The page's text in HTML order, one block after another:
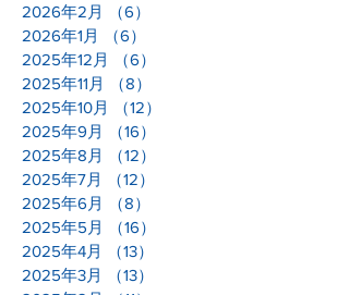
2026年2月
（6）
2026年1月
（6）
2025年12月
（6）
2025年11月
（8）
2025年10月
（12）
2025年9月
（16）
2025年8月
（12）
2025年7月
（12）
2025年6月
（8）
2025年5月
（16）
2025年4月
（13）
2025年3月
（13）